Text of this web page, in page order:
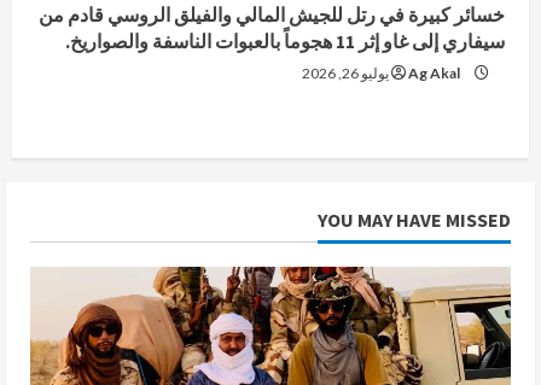
خسائر كبيرة في رتل للجيش المالي والفيلق الروسي قادم من
سيفاري إلى غاو إثر 11 هجوماً بالعبوات الناسفة والصواريخ.
Ag Akal يوليو 26, 2026
YOU MAY HAVE MISSED